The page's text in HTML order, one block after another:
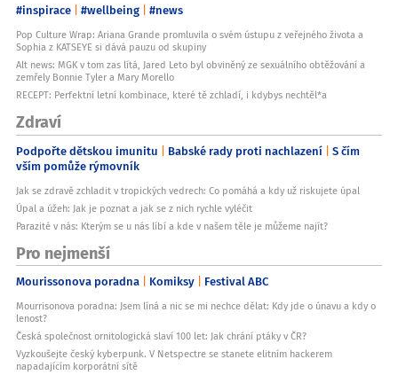
#inspirace #wellbeing #news
Pop Culture Wrap: Ariana Grande promluvila o svém ústupu z veřejného života a
Sophia z KATSEYE si dává pauzu od skupiny
Alt news: MGK v tom zas lítá, Jared Leto byl obviněný ze sexuálního obtěžování a
zemřely Bonnie Tyler a Mary Morello
RECEPT: Perfektní letní kombinace, které tě zchladí, i kdybys nechtěl*a
Zdraví
Podpořte dětskou imunitu Babské rady proti nachlazení S čím
vším pomůže rýmovník
Jak se zdravě zchladit v tropických vedrech: Co pomáhá a kdy už riskujete úpal
Úpal a úžeh: Jak je poznat a jak se z nich rychle vyléčit
Parazité v nás: Kterým se u nás líbí a kde v našem těle je můžeme najít?
Pro nejmenší
Mourissonova poradna Komiksy Festival ABC
Mourrisonova poradna: Jsem líná a nic se mi nechce dělat: Kdy jde o únavu a kdy o
lenost?
Česká společnost ornitologická slaví 100 let: Jak chrání ptáky v ČR?
Vyzkoušejte český kyberpunk. V Netspectre se stanete elitním hackerem
napadajícím korporátní sítě